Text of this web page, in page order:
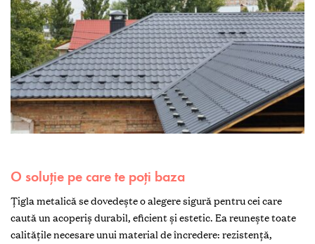
O soluție pe care te poți baza
Țigla metalică se dovedește o alegere sigură pentru cei care
caută un acoperiș durabil, eficient și estetic. Ea reunește toate
calitățile necesare unui material de încredere: rezistență,